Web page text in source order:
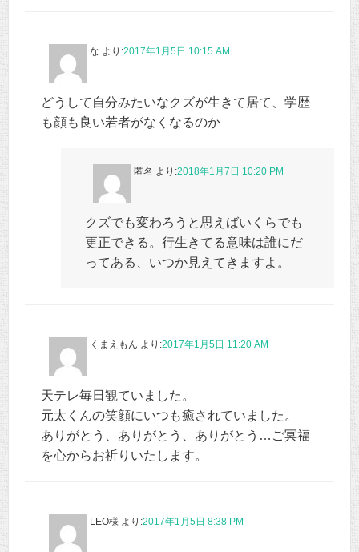
な より:2017年1月5日 10:15 AM
どうして自分みたいなクズが生きて居て、学歴
も顔も良い若者がなくなるのか
匿名 より:2018年1月7日 10:20 PM
クズでも変わろうと思えばいくらでも
更正できる。行生きてる意味は誰にだ
ってある、いつか見えてきますよ。
くまえもん より:2017年1月5日 11:20 AM
天テレ毎日観ていました。
元太くんの笑顔にいつも癒されていました。
ありがとう、ありがとう、ありがとう…ご冥福
を心からお祈りいたします。
LEO様 より:2017年1月5日 8:38 PM